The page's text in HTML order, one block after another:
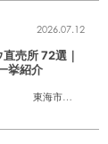
東海市
,大府市
2026.07.12
売所 72選｜
挙紹介